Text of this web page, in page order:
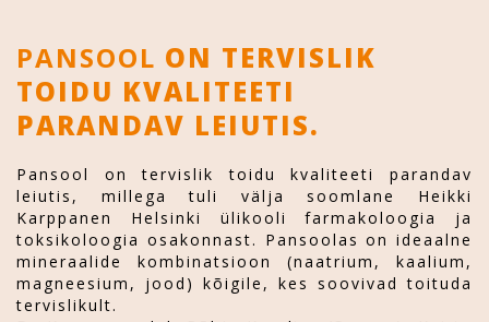
PANSOOL ON TERVISLIK
TOIDU KVALITEETI
PARANDAV LEIUTIS.
Pansool on tervislik toidu kvaliteeti parandav
leiutis, millega tuli välja soomlane Heikki
Karppanen Helsinki ülikooli farmakoloogia ja
toksikoloogia osakonnast. Pansoolas on ideaalne
mineraalide kombinatsioon (naatrium, kaalium,
magneesium, jood) kõigile, kes soovivad toituda
tervislikult.